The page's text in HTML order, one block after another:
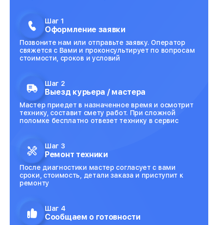
Шаг 1
Оформление заявки
Позвоните нам или отправьте заявку. Оператор
свяжется с Вами и проконсультирует по вопросам
стоимости, сроков и условий
Шаг 2
Выезд курьера / мастера
Мастер приедет в назначенное время и осмотрит
технику, составит смету работ. При сложной
поломке бесплатно отвезет технику в сервис
Шаг 3
Ремонт техники
После диагностики мастер согласует с вами
сроки, стоимость, детали заказа и приступит к
ремонту
Шаг 4
Сообщаем о готовности